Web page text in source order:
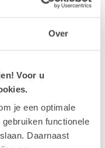
Over
Voor u
je een optimale
functionele
Daarnaast
€16,10